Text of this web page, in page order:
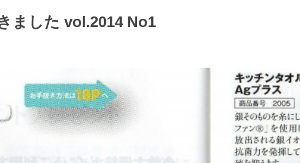
ました vol.2014 No1